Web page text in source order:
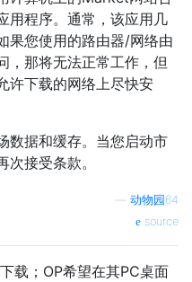
用程序。通常，该应用几
果您使用的路由器/网络由
，那将无法正常工作，但
许下载的网络上尽快安
数据和缓存。当您启动市
接受条款。
动物园64
source
载；OP希望在其PC桌面